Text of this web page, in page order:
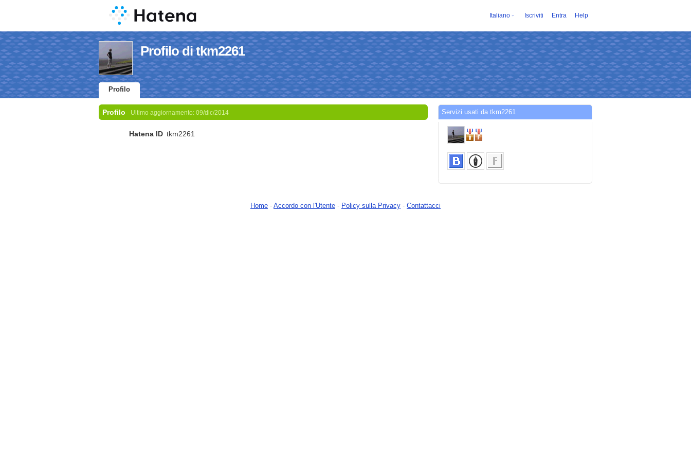
Italiano Iscriviti Entra Help
Profilo di tkm2261
Profilo
Profilo Ultimo aggiornamento: 09/dic/2014
Hatena ID tkm2261
Servizi usati da tkm2261
Home - Accordo con l'Utente - Policy sulla Privacy - Contattacci